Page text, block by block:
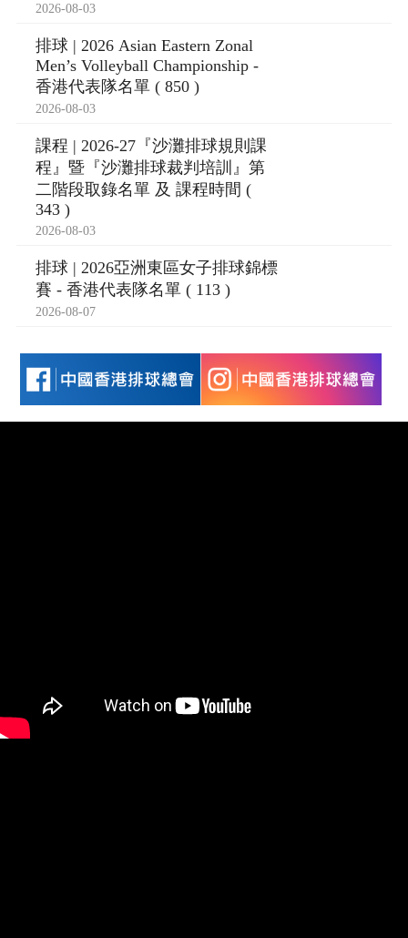
2026-08-03
排球 | 2026 Asian Eastern Zonal
Men’s Volleyball Championship -
香港代表隊名單 ( 850 )
2026-08-03
課程 | 2026-27『沙灘排球規則課
程』暨『沙灘排球裁判培訓』第
二階段取錄名單 及 課程時間 (
343 )
2026-08-03
排球 | 2026亞洲東區女子排球錦標
賽 - 香港代表隊名單 ( 113 )
2026-08-07